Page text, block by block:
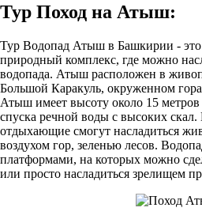
Тур Поход на Атыш:
Тур Водопад Атыш в Башкирии - это
природный комплекс, где можно
водопада. Атыш расположен в
Большой Каракуль, окруженном
Атыш имеет высоту около 15 метров
спуска речной воды с высоких
отдыхающие смогут насладиться
воздухом гор, зеленью лесов.
платформами, на которых можно
или просто насладиться зрелищем